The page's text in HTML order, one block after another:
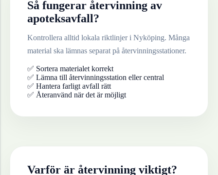
Så fungerar återvinning av
apoteksavfall?
Kontrollera alltid lokala riktlinjer i Nyköping. Många
material ska lämnas separat på återvinningsstationer.
✅ Sortera materialet korrekt
✅ Lämna till återvinningsstation eller central
✅ Hantera farligt avfall rätt
✅ Återanvänd när det är möjligt
Varför är återvinning viktigt?